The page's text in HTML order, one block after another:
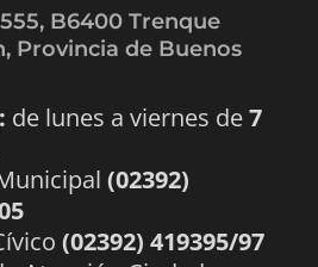
B6400 Trenque
Provincia de Buenos
de lunes a viernes de7
(02392)
(02392) 419395/97